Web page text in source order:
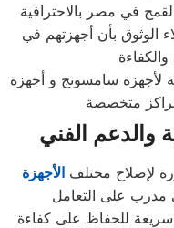
في مصر بالاحترافية
الوثوق بأن أجهزتهم في
لأجهزة سامسونج و أجهزة
والدعم الفني
لإصلاح مختلف الأجهزة
على التعامل
سريعة للحفاظ على كفاءة